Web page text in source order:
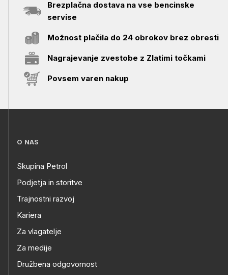
Brezplačna dostava na vse bencinske
servise
Možnost plačila do 24 obrokov brez obresti
Nagrajevanje zvestobe z Zlatimi točkami
Povsem varen nakup
O NAS
Skupina Petrol
Podjetja in storitve
Trajnostni razvoj
Kariera
Za vlagatelje
Za medije
Družbena odgovornost